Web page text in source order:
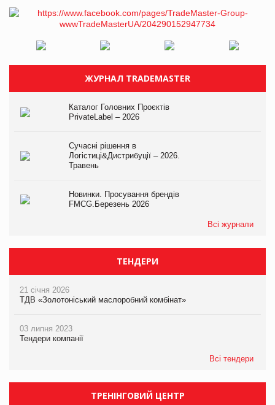
ЖУРНАЛ TRADEMASTER
Каталог Головних Проєктів
PrivateLabel – 2026
Сучасні рішення в
Логістиці&Дистрибуції – 2026.
Травень
Новинки. Просування брендів
FMCG.Березень 2026
Всі журнали
ТЕНДЕРИ
21 січня 2026
ТДВ «Золотоніський маслоробний комбінат»
03 липня 2023
Тендери компанії
Всі тендери
ТРЕНІНГОВИЙ ЦЕНТР